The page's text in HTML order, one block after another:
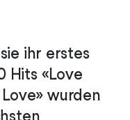
ihr erstes
Hits «Love
wurden